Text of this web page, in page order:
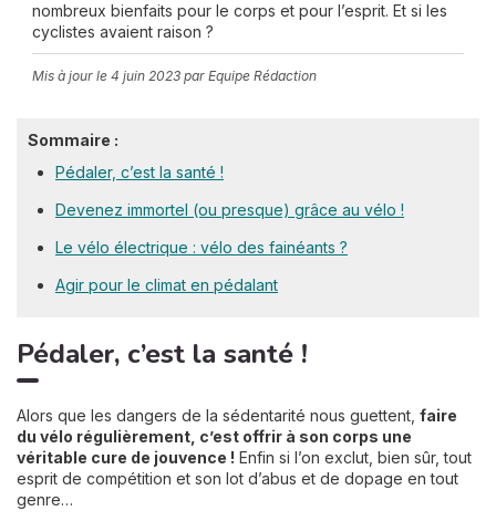
nombreux bienfaits pour le corps et pour l’esprit. Et si les
cyclistes avaient raison ?
Mis à jour le 4 juin 2023 par Equipe Rédaction
Sommaire :
Pédaler, c’est la santé !
Devenez immortel (ou presque) grâce au vélo !
Le vélo électrique : vélo des fainéants ?
Agir pour le climat en pédalant
Pédaler, c’est la santé !
Alors que les dangers de la sédentarité nous guettent, faire
du vélo régulièrement, c’est offrir à son corps une
véritable cure de jouvence ! Enfin si l’on exclut, bien sûr, tout
esprit de compétition et son lot d’abus et de dopage en tout
genre…